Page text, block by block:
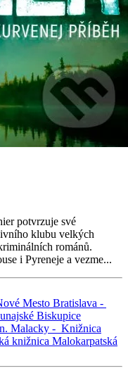
potvrzuje své
klubu velkých
románů.
i Pyreneje a vezme...
Mesto Bratislava -
Biskupice
Malacky - Knižnica
knižnica Malokarpatská